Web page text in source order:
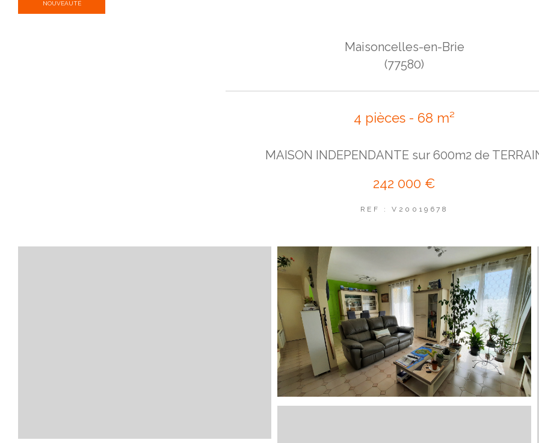
NOUVEAUTÉ
Maisoncelles-en-Brie
(77580)
4 pièces - 68 m²
MAISON INDEPENDANTE sur 600m2 de
242 000 €
REF : V20019678